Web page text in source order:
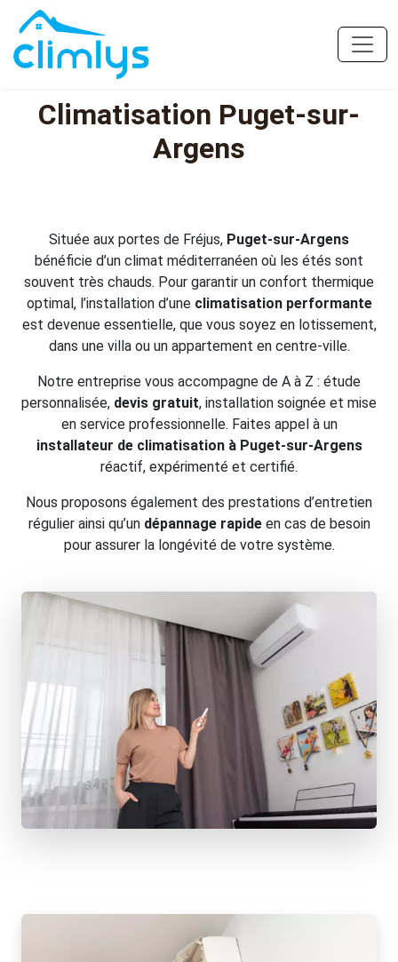
Climatisation Puget-sur-
Argens
Située aux portes de Fréjus, Puget-sur-Argens
bénéficie d’un climat méditerranéen où les étés sont
souvent très chauds. Pour garantir un confort thermique
optimal, l’installation d’une climatisation performante
est devenue essentielle, que vous soyez en lotissement,
dans une villa ou un appartement en centre-ville.
Notre entreprise vous accompagne de A à Z : étude
personnalisée, devis gratuit, installation soignée et mise
en service professionnelle. Faites appel à un
installateur de climatisation à Puget-sur-Argens
réactif, expérimenté et certifié.
Nous proposons également des prestations d’entretien
régulier ainsi qu’un dépannage rapideen cas de besoin
pour assurer la longévité de votre système.